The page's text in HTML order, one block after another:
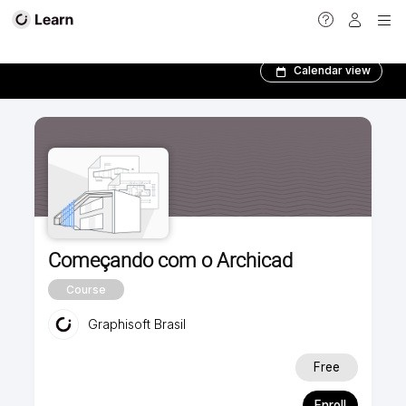
Calendar view
Começando com o Archicad
Course
Graphisoft Brasil
Free